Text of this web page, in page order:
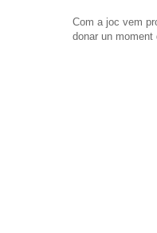
Com a joc vem
donar un moment